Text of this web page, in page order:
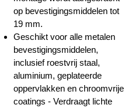
op bevestigingsmiddelen tot
19 mm.
Geschikt voor alle metalen
bevestigingsmiddelen,
inclusief roestvrij staal,
aluminium, geplateerde
oppervlakken en chroomvrije
coatings - Verdraagt ​​lichte